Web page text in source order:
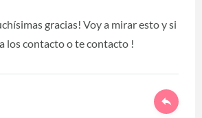
gracias! Voy a mirar esto y si
los contacto o te contacto !